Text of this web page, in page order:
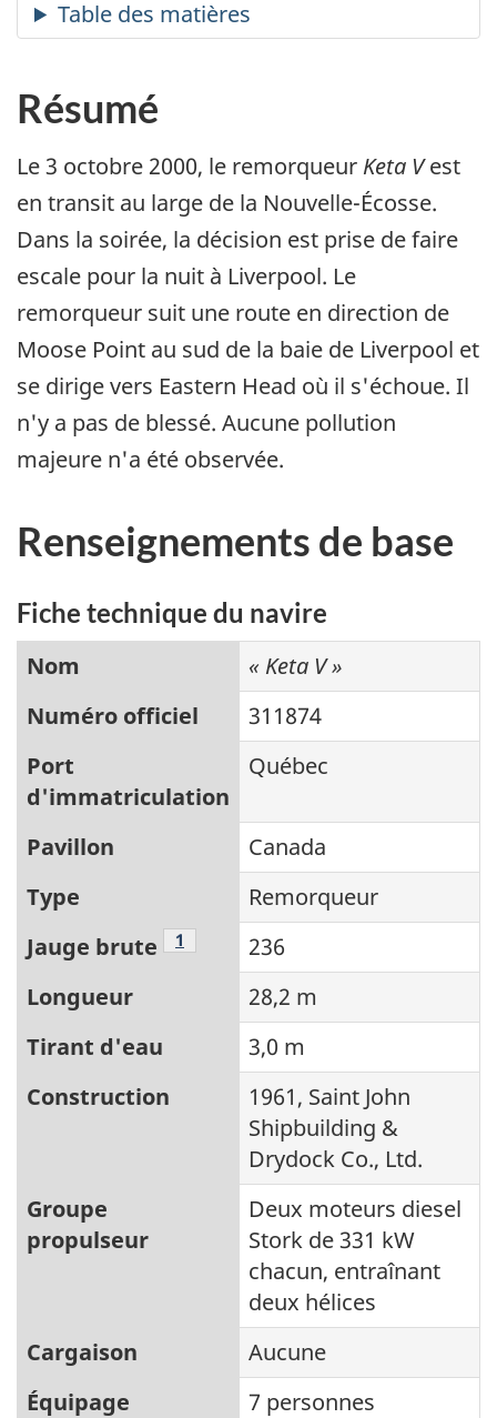
Résumé
Le 3 octobre 2000, le remorqueur Keta Vest
en transit au large de la Nouvelle-Écosse.
Dans la soirée, la décision est prise de faire
escale pour la nuit à Liverpool. Le
remorqueur suit une route en direction de
Moose Point au sud de la baie de Liverpool et
se dirige vers Eastern Head où il s'échoue. Il
n'y a pas de blessé. Aucune pollution
majeure n'a été observée.
Renseignements de base
Fiche technique du navire
Nom
« Keta V »
Numéro officiel
311874
Port
d'immatriculation
Québec
Pavillon
Canada
Type
Remorqueur
Jauge brute
Note de bas de page
1
236
Longueur
28,2 m
Tirant d'eau
3,0 m
Construction
1961, Saint John
Shipbuilding &
Drydock Co., Ltd.
Groupe
propulseur
Deux moteurs diesel
Stork de 331 kW
chacun, entraînant
deux hélices
Cargaison
Aucune
Équipage
7 personnes